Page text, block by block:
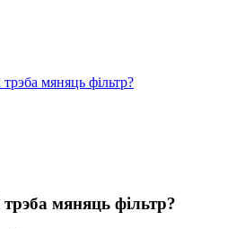
мяняць фільтр?
мяняць фільтр?